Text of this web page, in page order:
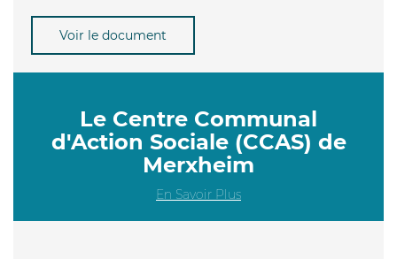
Voir le document
Le Centre Communal
d'Action Sociale (CCAS) de
Merxheim
En Savoir Plus